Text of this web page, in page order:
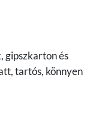
gipszkarton és
tartós, könnyen